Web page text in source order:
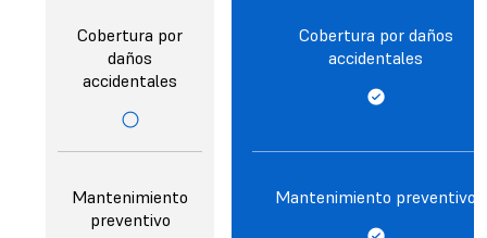
Cobertura por
daños
accidentales
Mantenimiento
preventivo
Cobertura por daños
accidentales
Mantenimiento preventivo